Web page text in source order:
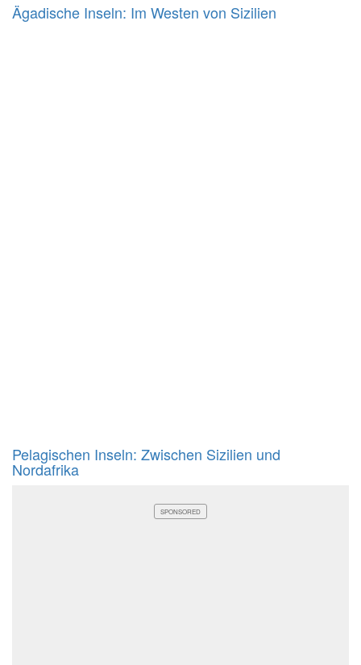
Ägadische Inseln: Im Westen von Sizilien
Pelagischen Inseln: Zwischen Sizilien und
Nordafrika
SPONSORED